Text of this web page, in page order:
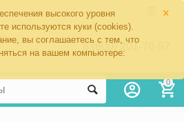
×
высокого уровня
используются куки (cookies).
вы соглашаетесь с тем, что
на вашем компьютере:
8 (800) 201-70-57
0